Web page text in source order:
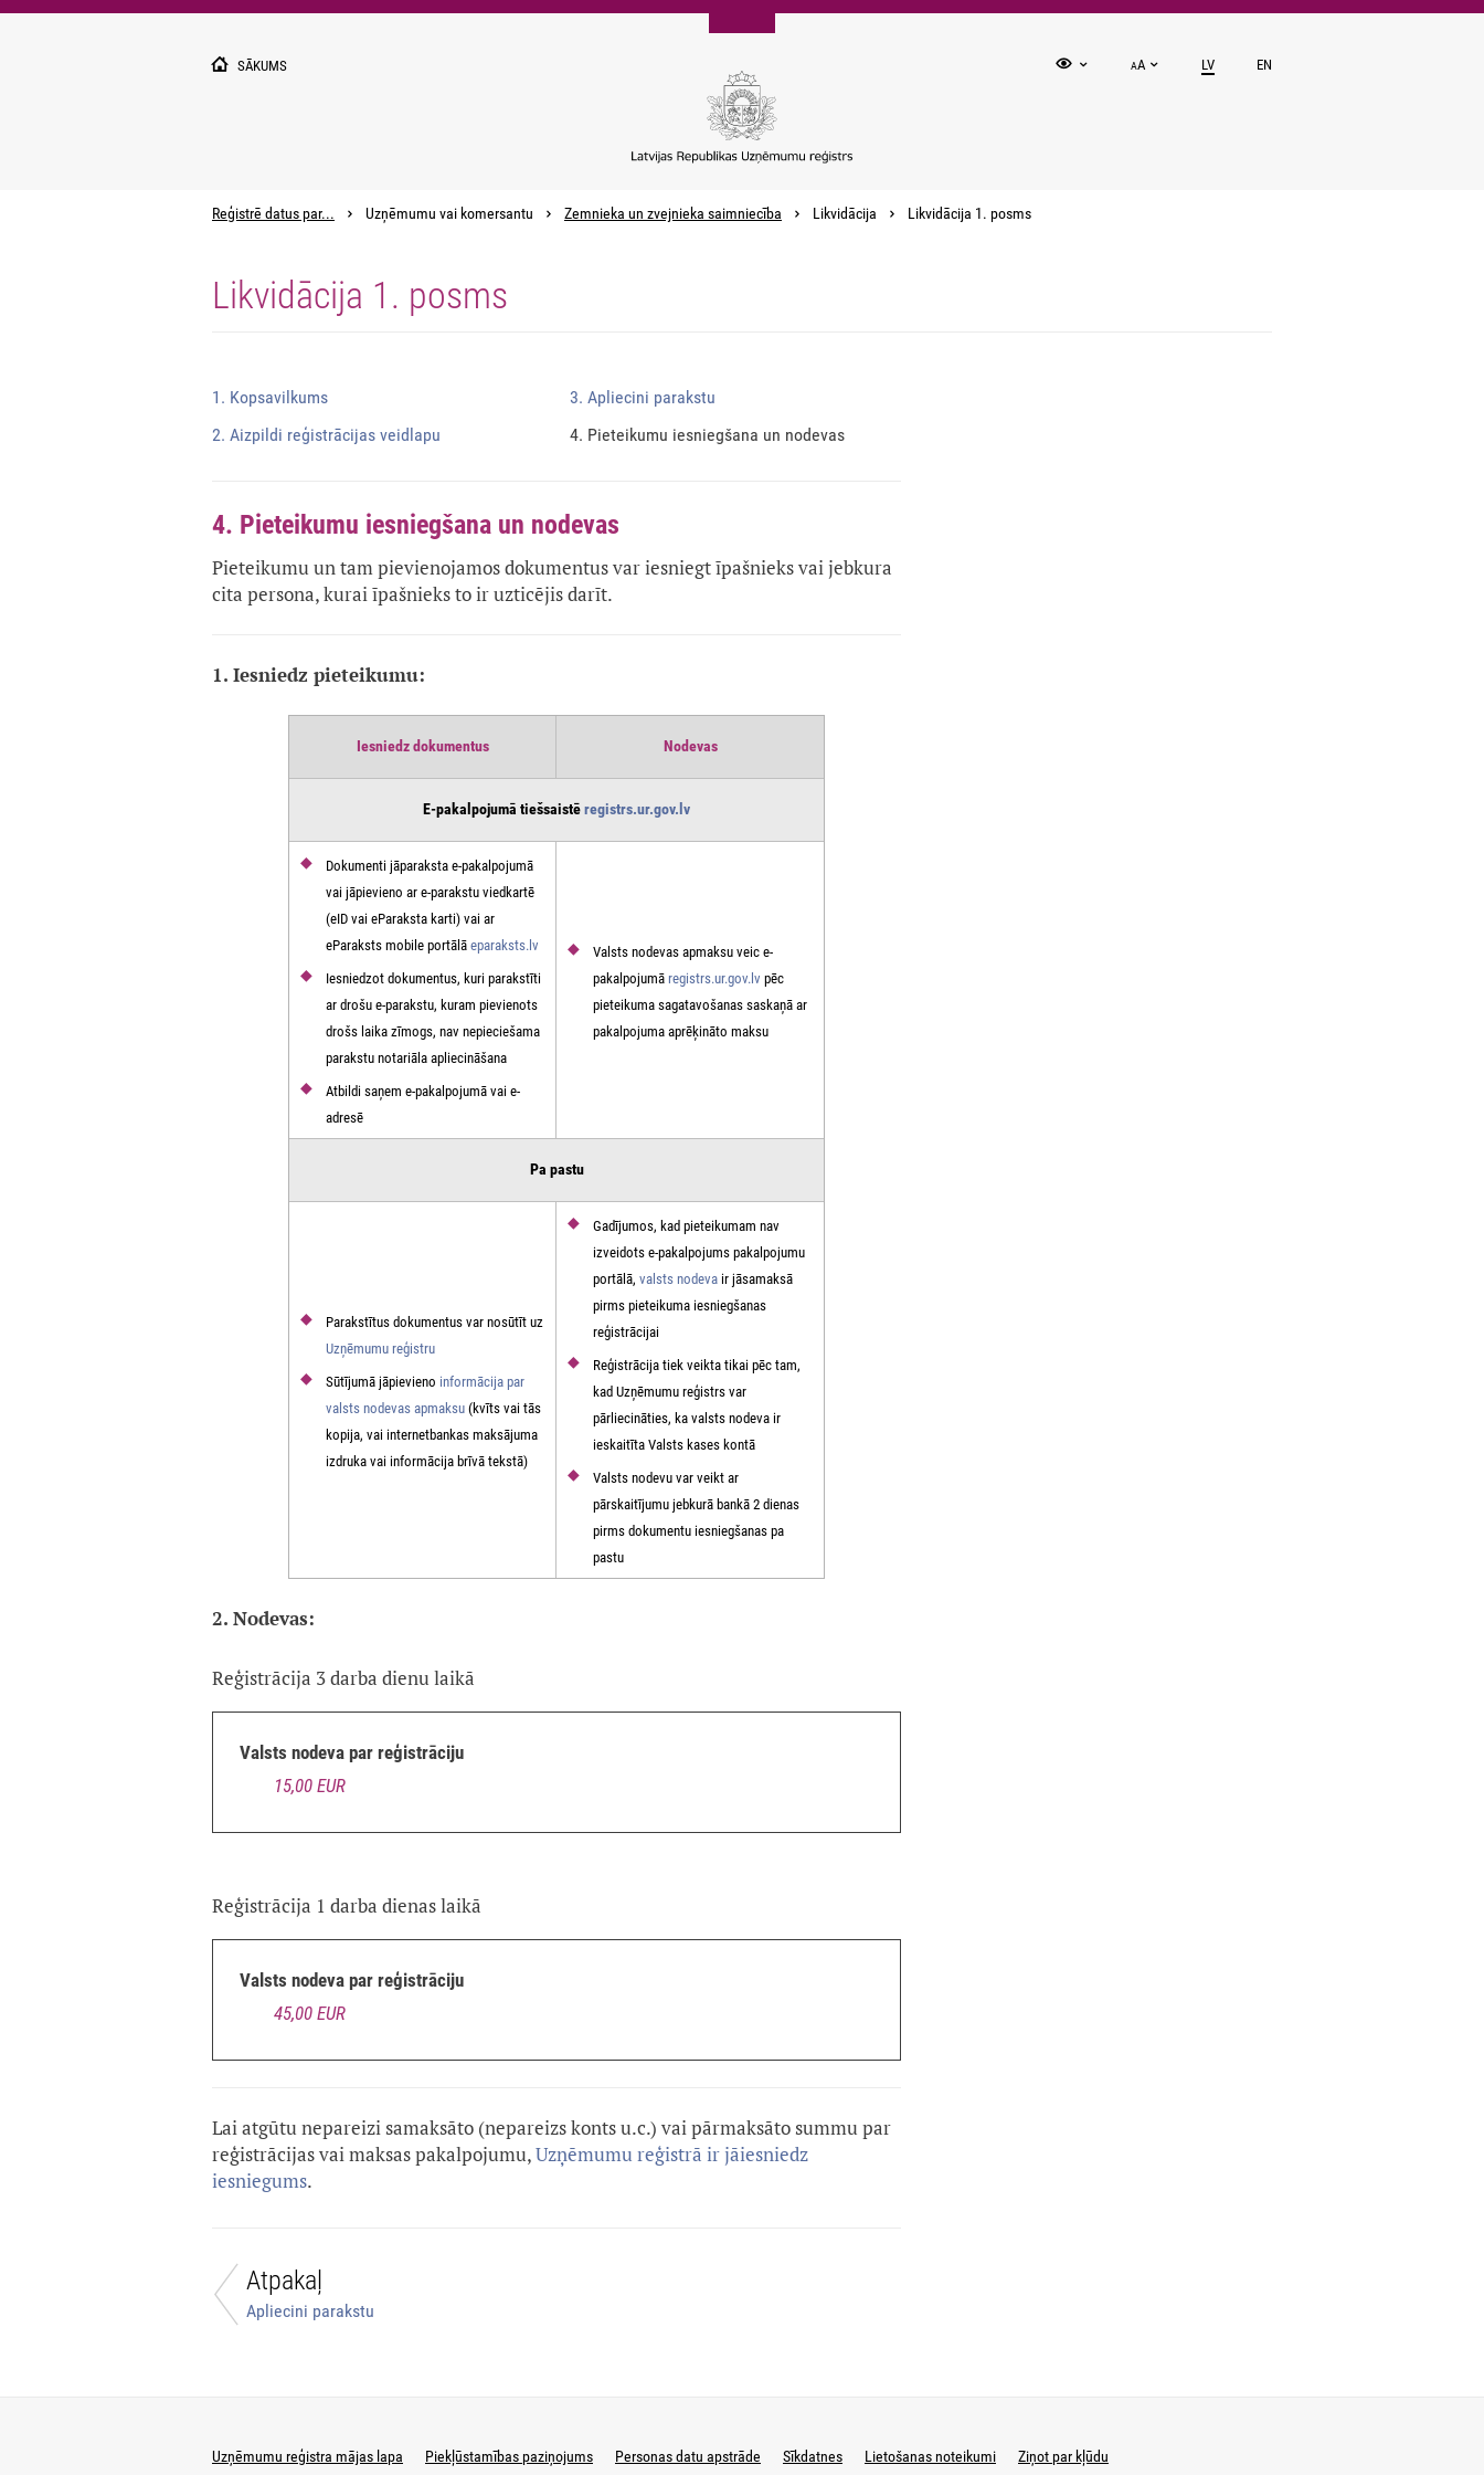
Pārlekt
SĀKUMS AA LV EN
Reģistrē datus par... Uzņēmumu vai komersantu Zemnieka un zvejnieka saimniecība Likvidācija Likvidācija 1. posms
Likvidācija 1. posms
1. Kopsavilkums
2. Aizpildi reģistrācijas veidlapu
3. Apliecini parakstu
4. Pieteikumu iesniegšana un nodevas
4. Pieteikumu iesniegšana un nodevas
Pieteikumu un tam pievienojamos dokumentus var iesniegt īpašnieks vai jebkura
cita persona, kurai īpašnieks to ir uzticējis darīt.
1. Iesniedz pieteikumu:
Iesniedz dokumentus Nodevas
E-pakalpojumā tiešsaistēregistrs.ur.gov.lv
Dokumenti jāparaksta e-pakalpojumā
vai jāpievieno ar e-parakstu viedkartē
(eID vai eParaksta karti) vai ar
eParaksts mobile portālā eparaksts.lv
Iesniedzot dokumentus, kuri parakstīti
ar drošu e-parakstu, kuram pievienots
drošs laika zīmogs, nav nepieciešama
parakstu notariāla apliecināšana
Atbildi saņem e-pakalpojumā vai e-
adresē
Valsts nodevas apmaksu veic e-
pakalpojumā registrs.ur.gov.lv pēc
pieteikuma sagatavošanas saskaņā ar
pakalpojuma aprēķināto maksu
Pa pastu
Parakstītus dokumentus var nosūtīt uz
Uzņēmumu reģistru
Sūtījumā jāpievieno informācija par
valsts nodevas apmaksu (kvīts vai tās
kopija, vai internetbankas maksājuma
izdruka vai informācija brīvā tekstā)
Gadījumos, kad pieteikumam nav
izveidots e-pakalpojums pakalpojumu
portālā, valsts nodeva ir jāsamaksā
pirms pieteikuma iesniegšanas
reģistrācijai
Reģistrācija tiek veikta tikai pēc tam,
kad Uzņēmumu reģistrs var
pārliecināties, ka valsts nodeva ir
ieskaitīta Valsts kases kontā
Valsts nodevu var veikt ar
pārskaitījumu jebkurā bankā 2 dienas
pirms dokumentu iesniegšanas pa
pastu
2. Nodevas:
Reģistrācija 3 darba dienu laikā
Valsts nodeva par reģistrāciju
15,00 EUR
Reģistrācija 1 darba dienas laikā
Valsts nodeva par reģistrāciju
45,00 EUR
Lai atgūtu nepareizi samaksāto (nepareizs konts u.c.) vai pārmaksāto summu par
reģistrācijas vai maksas pakalpojumu,Uzņēmumu reģistrā ir jāiesniedz
iesniegums.
Atpakaļ
Apliecini parakstu
Uzņēmumu reģistra mājas lapa Piekļūstamības paziņojums Personas datu apstrāde Sīkdatnes Lietošanas noteikumi Ziņot par kļūdu